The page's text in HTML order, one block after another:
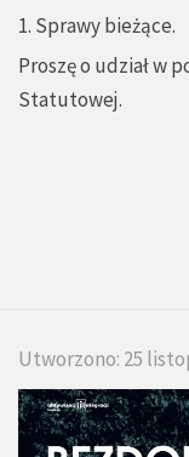
1. Sprawy bieżące.
Proszę o udział w
Statutowej.
Utworzono: 25